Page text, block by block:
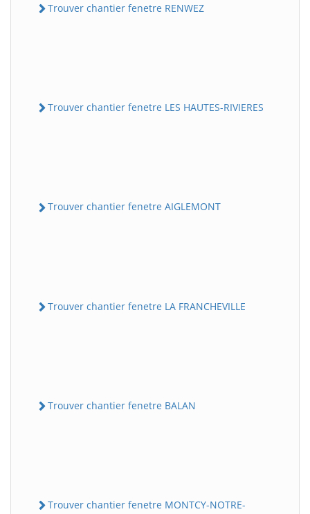
Trouver chantier fenetre RENWEZ
Trouver chantier fenetre LES HAUTES-RIVIERES
Trouver chantier fenetre AIGLEMONT
Trouver chantier fenetre LA FRANCHEVILLE
Trouver chantier fenetre BALAN
Trouver chantier fenetre MONTCY-NOTRE-